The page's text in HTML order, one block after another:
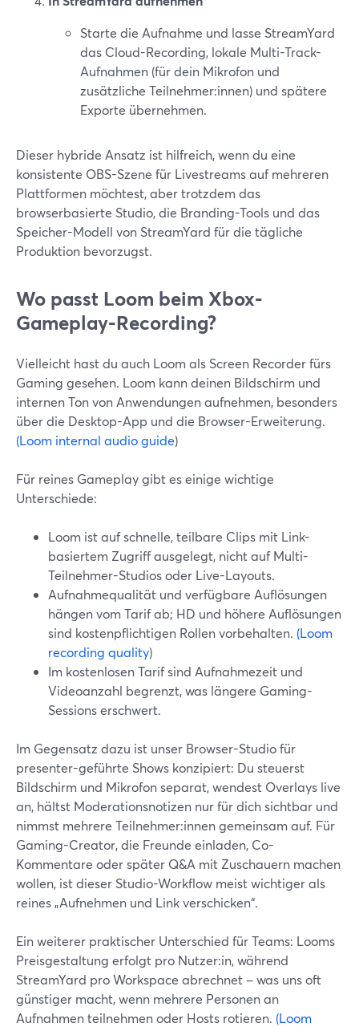
Starte die Aufnahme und lasse StreamYard
das Cloud-Recording, lokale Multi-Track-
Aufnahmen (für dein Mikrofon und
zusätzliche Teilnehmer:innen) und spätere
Exporte übernehmen.
Dieser hybride Ansatz ist hilfreich, wenn du eine
konsistente OBS-Szene für Livestreams auf mehreren
Plattformen möchtest, aber trotzdem das
browserbasierte Studio, die Branding-Tools und das
Speicher-Modell von StreamYard für die tägliche
Produktion bevorzugst.
Wo passt Loom beim Xbox-
Gameplay-Recording?
Vielleicht hast du auch Loom als Screen Recorder fürs
Gaming gesehen. Loom kann deinen Bildschirm und
internen Ton von Anwendungen aufnehmen, besonders
über die Desktop-App und die Browser-Erweiterung.
(Loom internal audio guide)
Für reines Gameplay gibt es einige wichtige
Unterschiede:
Loom ist auf schnelle, teilbare Clips mit Link-
basiertem Zugriff ausgelegt, nicht auf Multi-
Teilnehmer-Studios oder Live-Layouts.
Aufnahmequalität und verfügbare Auflösungen
hängen vom Tarif ab; HD und höhere Auflösungen
sind kostenpflichtigen Rollen vorbehalten. (Loom
recording quality)
Im kostenlosen Tarif sind Aufnahmezeit und
Videoanzahl begrenzt, was längere Gaming-
Sessions erschwert.
Im Gegensatz dazu ist unser Browser-Studio für
presenter-geführte Shows konzipiert: Du steuerst
Bildschirm und Mikrofon separat, wendest Overlays live
an, hältst Moderationsnotizen nur für dich sichtbar und
nimmst mehrere Teilnehmer:innen gemeinsam auf. Für
Gaming-Creator, die Freunde einladen, Co-
Kommentare oder später Q&A mit Zuschauern machen
wollen, ist dieser Studio-Workflow meist wichtiger als
reines „Aufnehmen und Link verschicken“.
Ein weiterer praktischer Unterschied für Teams: Looms
Preisgestaltung erfolgt pro Nutzer:in, während
StreamYard pro Workspace abrechnet – was uns oft
günstiger macht, wenn mehrere Personen an
Aufnahmen teilnehmen oder Hosts rotieren. (Loom